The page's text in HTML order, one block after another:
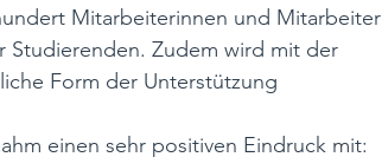
Mitarbeiterinnen und Mitarbeiter
Studierenden. Zudem wird mit der
Form der Unterstützung
einen sehr positiven Eindruck mit: